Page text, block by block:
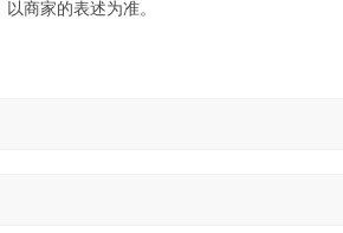
商家的表述为准。